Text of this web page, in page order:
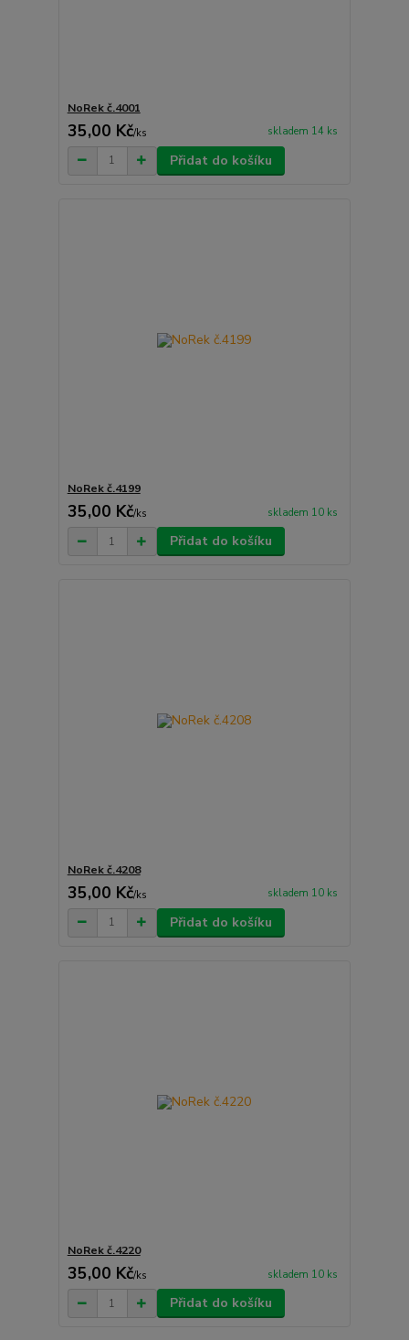
NoRek č.4001
35,00 Kč/ks skladem 14 ks
Přidat do košíku
NoRek č.4199
35,00 Kč/ks skladem 10 ks
Přidat do košíku
NoRek č.4208
35,00 Kč/ks skladem 10 ks
Přidat do košíku
NoRek č.4220
35,00 Kč/ks skladem 10 ks
Přidat do košíku